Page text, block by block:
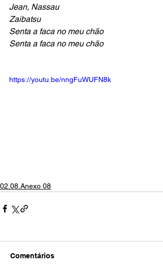
Jean, Nassau
Zaibatsu
Senta a faca no meu chão
Senta a faca no meu chão
https://youtu.be/nngFuWUFN8k
02.08.Anexo 08
Comentários